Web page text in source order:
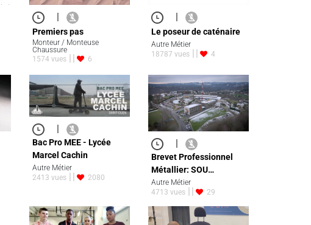
|
Premiers pas
Monteur / Monteuse
Chaussure
1574 vues
6
|
Le poseur de caténaire
Autre Métier
18787 vues
4
|
Bac Pro MEE - Lycée
Marcel Cachin
Autre Métier
2413 vues
2080
|
Brevet Professionnel
Métallier: SOU…
Autre Métier
4713 vues
29